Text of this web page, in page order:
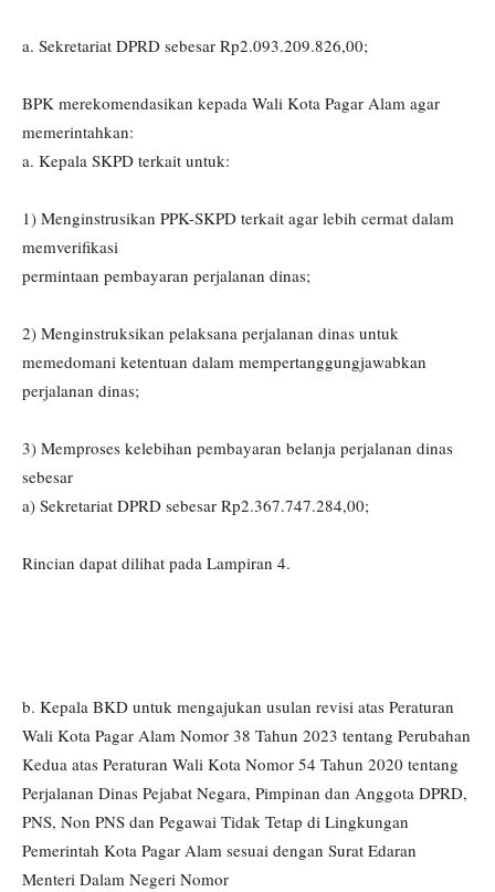
a. Sekretariat DPRD sebesar Rp2.093.209.826,00;
BPK merekomendasikan kepada Wali Kota Pagar Alam agar
memerintahkan:
a. Kepala SKPD terkait untuk:
1) Menginstrusikan PPK-SKPD terkait agar lebih cermat dalam
memverifikasi
permintaan pembayaran perjalanan dinas;
2) Menginstruksikan pelaksana perjalanan dinas untuk
memedomani ketentuan dalam mempertanggungjawabkan
perjalanan dinas;
3) Memproses kelebihan pembayaran belanja perjalanan dinas
sebesar
a) Sekretariat DPRD sebesar Rp2.367.747.284,00;
Rincian dapat dilihat pada Lampiran 4.
b. Kepala BKD untuk mengajukan usulan revisi atas Peraturan
Wali Kota Pagar Alam Nomor 38 Tahun 2023 tentang Perubahan
Kedua atas Peraturan Wali Kota Nomor 54 Tahun 2020 tentang
Perjalanan Dinas Pejabat Negara, Pimpinan dan Anggota DPRD,
PNS, Non PNS dan Pegawai Tidak Tetap di Lingkungan
Pemerintah Kota Pagar Alam sesuai dengan Surat Edaran
Menteri Dalam Negeri Nomor